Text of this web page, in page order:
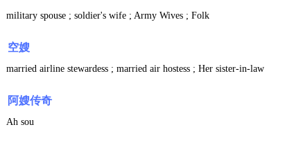
military spouse ; soldier's wife ; Army Wives ; Folk
空嫂
married airline stewardess ; married air hostess ; Her sister-in-law
阿嫂传奇
Ah sou